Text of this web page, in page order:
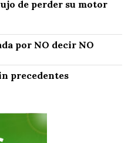
de perder su motor
por NO decir NO
precedentes